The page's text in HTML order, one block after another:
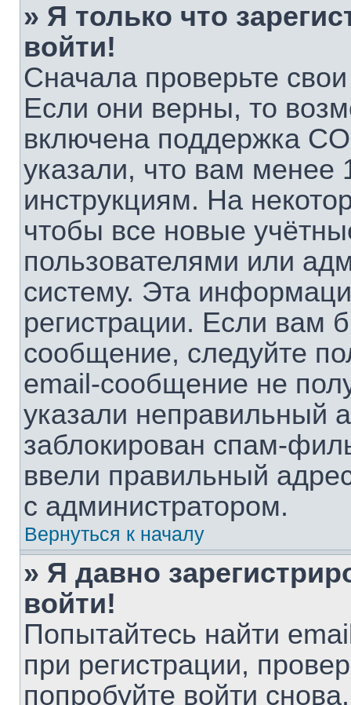
» Я только что
войти!
Сначала проверьте
Если они верны, то
включена поддержка
указали, что вам менее
инструкциям. На
чтобы все новые
пользователями или
систему. Эта
регистрации. Если вам
сообщение, следуйте
email-сообщение не
указали неправильный
заблокирован спам-
ввели правильный
с администратором.
Вернуться к началу
» Я давно
войти!
Попытайтесь найти
при регистрации,
попробуйте войти